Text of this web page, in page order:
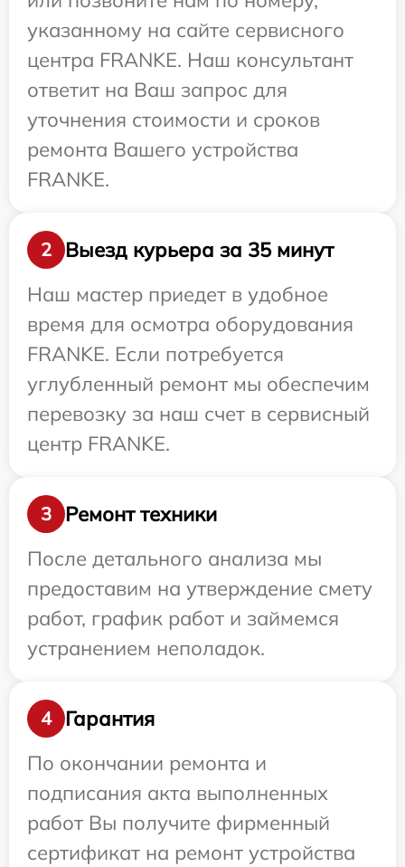
указанному на сайте сервисного
центра FRANKE. Наш консультант
ответит на Ваш запрос для
уточнения стоимости и сроков
ремонта Вашего устройства
FRANKE.
2
Выезд курьера за 35 минут
Наш мастер приедет в удобное
время для осмотра оборудования
FRANKE. Если потребуется
углубленный ремонт мы обеспечим
перевозку за наш счет в сервисный
центр FRANKE.
3
Ремонт техники
После детального анализа мы
предоставим на утверждение смету
работ, график работ и займемся
устранением неполадок.
4
Гарантия
По окончании ремонта и
подписания акта выполненных
работ Вы получите фирменный
сертификат на ремонт устройства